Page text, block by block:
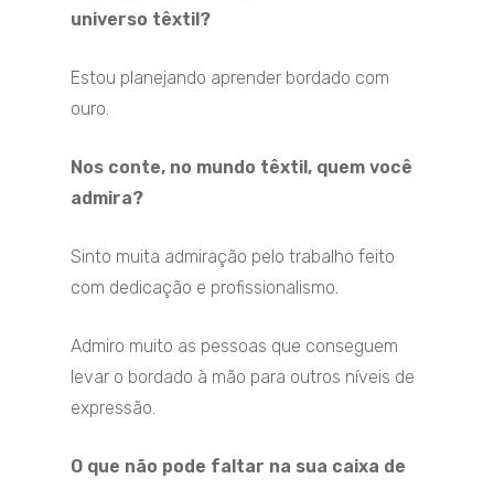
universo têxtil?
Estou planejando aprender bordado com
ouro.
Nos conte, no mundo têxtil, quem você
admira?
Sinto muita admiração pelo trabalho feito
com dedicação e profissionalismo.
Admiro muito as pessoas que conseguem
levar o bordado à mão para outros níveis de
expressão.
O que não pode faltar na sua caixa de